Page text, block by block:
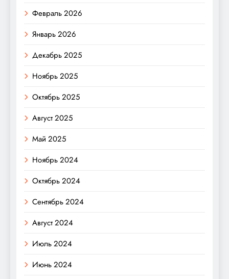
Февраль 2026
Январь 2026
Декабрь 2025
Ноябрь 2025
Октябрь 2025
Август 2025
Май 2025
Ноябрь 2024
Октябрь 2024
Сентябрь 2024
Август 2024
Июль 2024
Июнь 2024